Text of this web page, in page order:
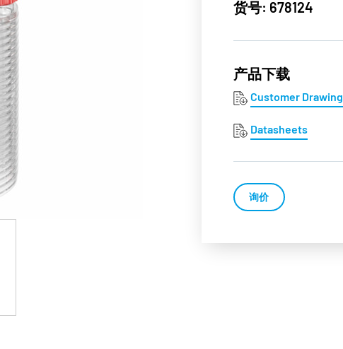
货号: 678124
产品下载
Customer Drawing
Datasheets
询价